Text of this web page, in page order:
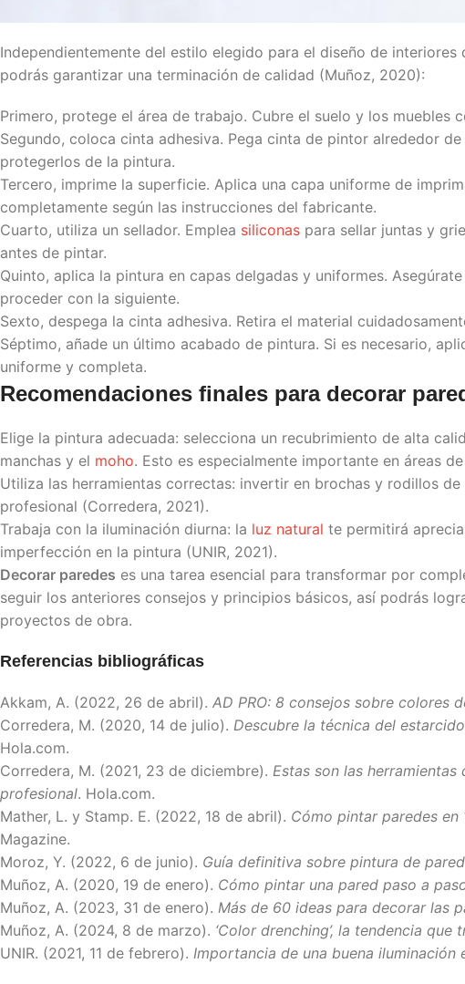
Independientemente del estilo elegido para el diseño de
podrás garantizar una terminación de calidad (Muñoz, 2020):
Primero, protege el área de trabajo. Cubre el suelo y los muebles
Segundo, coloca cinta adhesiva. Pega cinta de pintor alrededor
protegerlos de la pintura.
Tercero, imprime la superficie. Aplica una capa uniforme de
completamente según las instrucciones del fabricante.
Cuarto, utiliza un sellador. Emplea siliconas para sellar juntas y
antes de pintar.
Quinto, aplica la pintura en capas delgadas y uniformes.
proceder con la siguiente.
Sexto, despega la cinta adhesiva. Retira el material
Séptimo, añade un último acabado de pintura. Si es necesario,
uniforme y completa.
Recomendaciones finales para decorar
Elige la pintura adecuada: selecciona un recubrimiento de alta
manchas y el moho. Esto es especialmente importante en áreas
Utiliza las herramientas correctas: invertir en brochas y rodillos
profesional (Corredera, 2021).
Trabaja con la iluminación diurna: la luz natural te permitirá
imperfección en la pintura (UNIR, 2021).
Decorar paredes es una tarea esencial para transformar por
seguir los anteriores consejos y principios básicos, así podrás
proyectos de obra.
Referencias bibliográficas
Akkam, A. (2022, 26 de abril). AD PRO: 8 consejos sobre colores
Corredera, M. (2020, 14 de julio). Descubre la técnica del
Hola.com.
Corredera, M. (2021, 23 de diciembre). Estas son las
profesional. Hola.com.
Mather, L. y Stamp. E. (2022, 18 de abril). Cómo pintar paredes
Magazine.
Moroz, Y. (2022, 6 de junio). Guía definitiva sobre pintura de
Muñoz, A. (2020, 19 de enero). Cómo pintar una pared paso a
Muñoz, A. (2023, 31 de enero). Más de 60 ideas para decorar las
Muñoz, A. (2024, 8 de marzo). ‘Color drenching’, la tendencia
UNIR. (2021, 11 de febrero). Importancia de una buena iluminación